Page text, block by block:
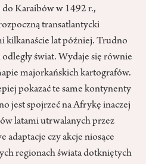
Karaibów w 1492 r.,
transatlantycki
kilkanaście lat później. Trudno
świat. Wydaje się równie
majorkańskich kartografów.
pokazać te same kontynenty
jest spojrzeć na Afrykę inaczej
latami utrwalanych przez
czy akcje niosące
regionach świata dotkniętych